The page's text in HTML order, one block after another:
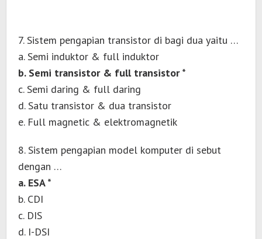
7. Sistem pengapian transistor di bagi dua yaitu …
a. Semi induktor & full induktor
b. Semi transistor & full transistor *
c. Semi daring & full daring
d. Satu transistor & dua transistor
e. Full magnetic & elektromagnetik
8. Sistem pengapian model komputer di sebut
dengan …
a. ESA *
b. CDI
c. DIS
d. I-DSI